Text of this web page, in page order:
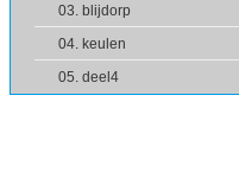
03. blijdorp
04. keulen
05. deel4